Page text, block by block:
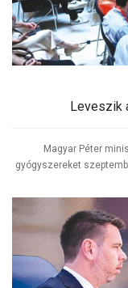
Leveszik
Magyar Péter
gyógyszereket